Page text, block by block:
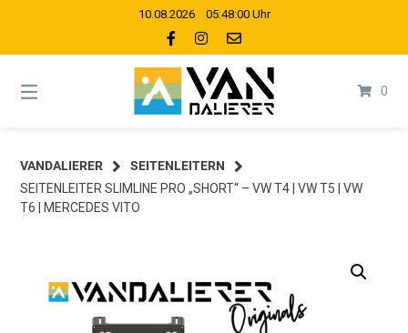
10.08.2026 05:48:00 Uhr
0
VANDALIERER
SEITENLEITERN
SEITENLEITER SLIMLINE PRO „SHORT“ – VW T4 | VW T5 | VW
T6 | MERCEDES VITO